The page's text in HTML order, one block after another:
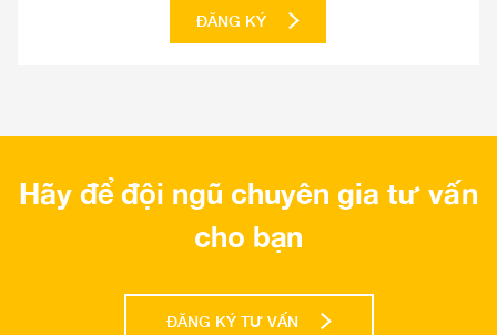
ĐĂNG KÝ
Hãy để đội ngũ chuyên gia tư vấn
cho bạn
ĐĂNG KÝ TƯ VẤN